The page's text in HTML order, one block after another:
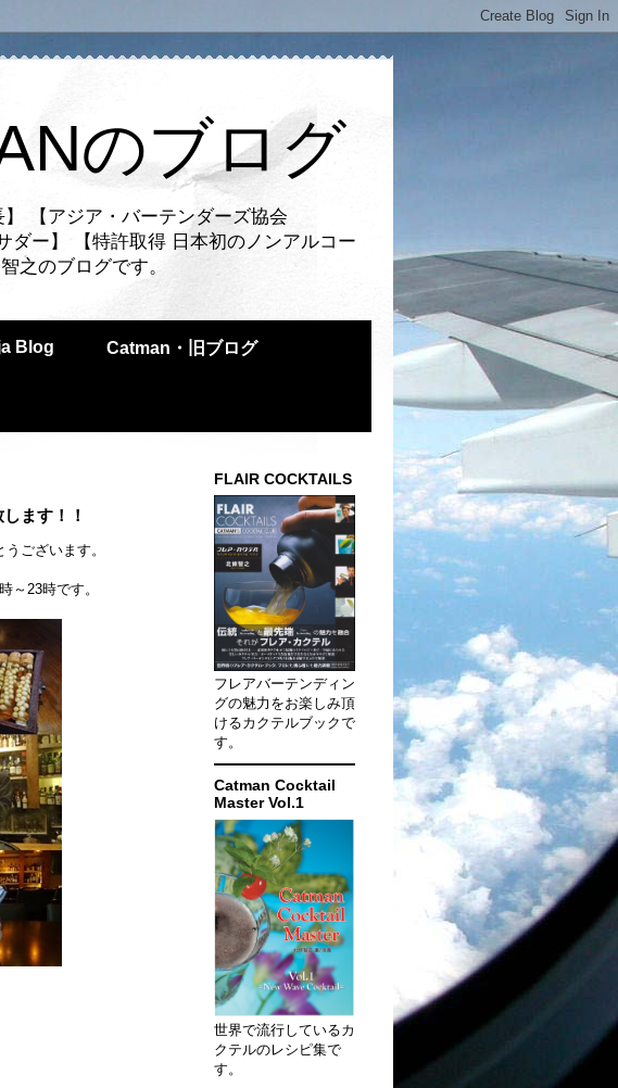
のブログ
【アジア・バーテンダーズ協会
ダー】 【特許取得 日本初のノンアルコー
之のブログです。
Blog Catman・旧ブログ
ます！！
ございます。
～23時です。
FLAIR COCKTAILS
フレアバーテンディン
グの魅力をお楽しみ頂
けるカクテルブックで
す。
Catman Cocktail
Master Vol.1
世界で流行しているカ
クテルのレシピ集で
す。